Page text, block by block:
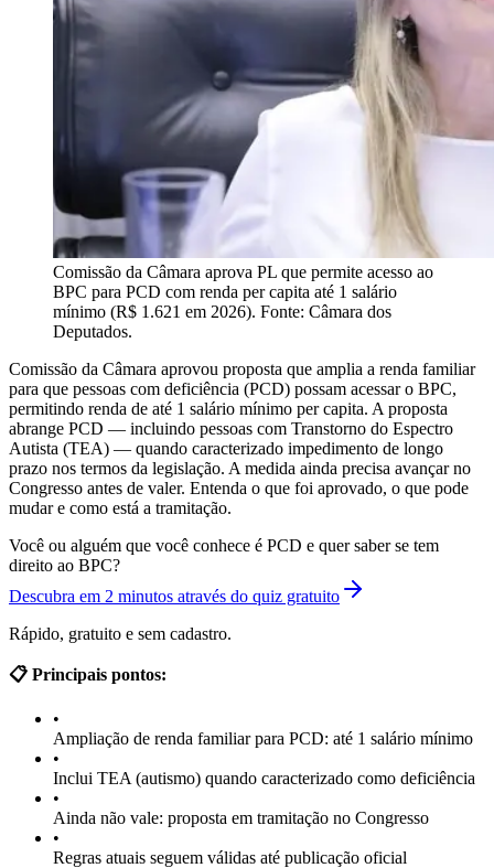
Comissão da Câmara aprova PL que permite acesso ao
BPC para PCD com renda per capita até 1 salário
mínimo (R$ 1.621 em 2026). Fonte: Câmara dos
Deputados.
Comissão da Câmara aprovou proposta que amplia a renda familiar
para que pessoas com deficiência (PCD) possam acessar o BPC,
permitindo renda de até 1 salário mínimo per capita. A proposta
abrange PCD — incluindo pessoas com Transtorno do Espectro
Autista (TEA) — quando caracterizado impedimento de longo
prazo nos termos da legislação. A medida ainda precisa avançar no
Congresso antes de valer. Entenda o que foi aprovado, o que pode
mudar e como está a tramitação.
Você ou alguém que você conhece é PCD e quer saber se tem
direito ao BPC?
Descubra em 2 minutos através do quiz gratuito
Rápido, gratuito e sem cadastro.
📋 Principais pontos:
•
Ampliação de renda familiar para PCD: até 1 salário mínimo
•
Inclui TEA (autismo) quando caracterizado como deficiência
•
Ainda não vale: proposta em tramitação no Congresso
•
Regras atuais seguem válidas até publicação oficial